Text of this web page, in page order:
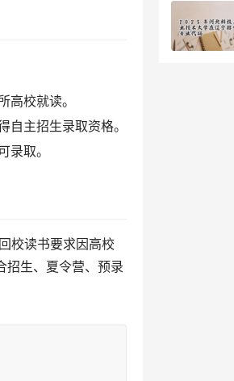
校就读。
主招生录取资格。
取。
招生、夏令营、预录